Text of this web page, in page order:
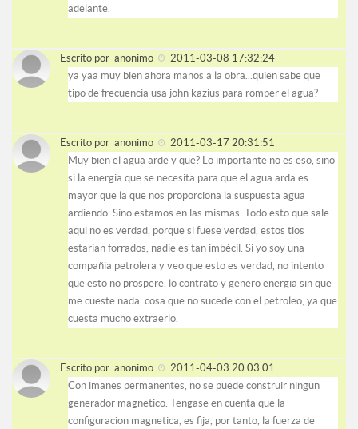
adelante.
Escrito por anonimo
2011-03-08 17:32:24
ya yaa muy bien ahora manos a la obra...quien sabe que
tipo de frecuencia usa john kazius para romper el agua?
Escrito por anonimo
2011-03-17 20:31:51
Muy bien el agua arde y que? Lo importante no es eso, sino
si la energia que se necesita para que el agua arda es
mayor que la que nos proporciona la suspuesta agua
ardiendo. Sino estamos en las mismas. Todo esto que sale
aqui no es verdad, porque si fuese verdad, estos tios
estarían forrados, nadie es tan imbécil. Si yo soy una
compañia petrolera y veo que esto es verdad, no intento
que esto no prospere, lo contrato y genero energia sin que
me cueste nada, cosa que no sucede con el petroleo, ya que
cuesta mucho extraerlo.
Escrito por anonimo
2011-04-03 20:03:01
Con imanes permanentes, no se puede construir ningun
generador magnetico. Tengase en cuenta que la
configuracion magnetica, es fija, por tanto, la fuerza de